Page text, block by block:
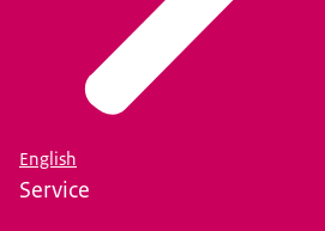
English
Service